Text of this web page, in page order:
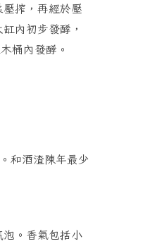
搾，再經於壓
內初步發酵，
桶內發酵。
和酒渣陳年最少
。香氣包括小